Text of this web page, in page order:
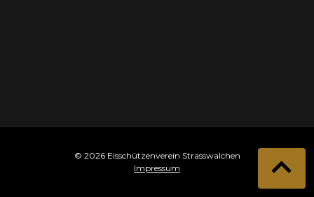
© 2026 Eisschützenverein Strasswalchen
Impressum